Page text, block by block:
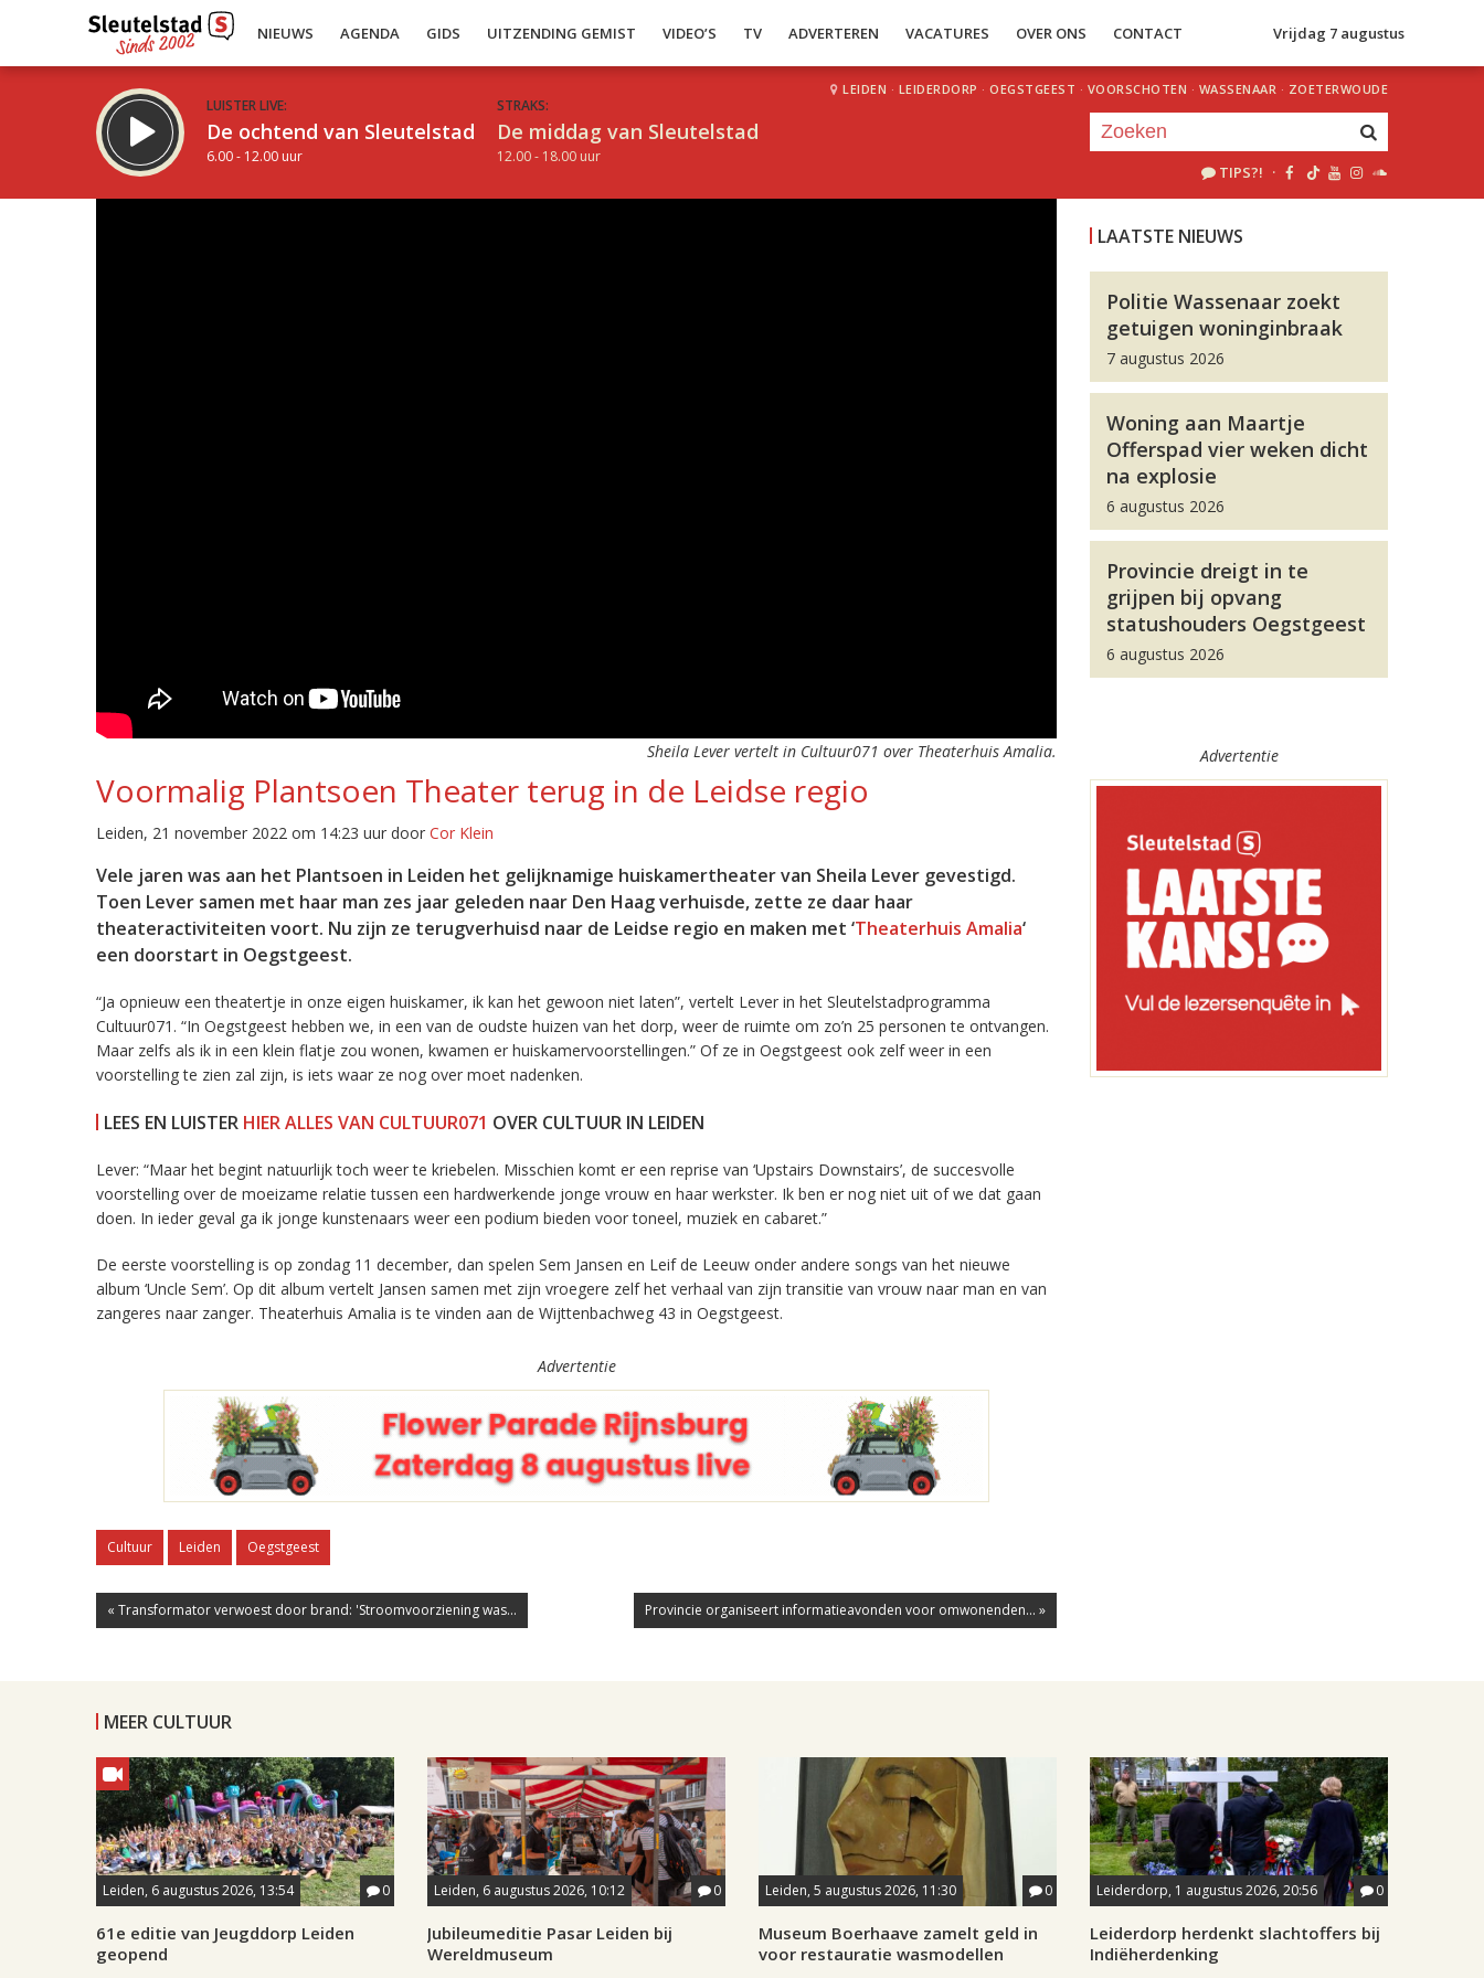
NIEUWS AGENDA GIDS UITZENDING GEMIST VIDEO’S TV ADVERTEREN VACATURES OVER ONS CONTACT Vrijdag 7 augustus
LUISTER LIVE:
De ochtend van Sleutelstad
6.00 - 12.00 uur
STRAKS:
De middag van Sleutelstad
12.00 - 18.00 uur
LEIDEN · LEIDERDORP · OEGSTGEEST · VOORSCHOTEN · WASSENAAR · ZOETERWOUDE
TIPS?! ·
Sheila Lever vertelt in Cultuur071 over Theaterhuis Amalia.
Voormalig Plantsoen Theater terug in de Leidse regio
Leiden, 21 november 2022 om 14:23 uur door Cor Klein
Vele jaren was aan het Plantsoen in Leiden het gelijknamige huiskamertheater van Sheila Lever gevestigd.
Toen Lever samen met haar man zes jaar geleden naar Den Haag verhuisde, zette ze daar haar
theateractiviteiten voort. Nu zijn ze terugverhuisd naar de Leidse regio en maken met ‘Theaterhuis Amalia‘
een doorstart in Oegstgeest.
“Ja opnieuw een theatertje in onze eigen huiskamer, ik kan het gewoon niet laten”, vertelt Lever in het Sleutelstadprogramma
Cultuur071. “In Oegstgeest hebben we, in een van de oudste huizen van het dorp, weer de ruimte om zo’n 25 personen te ontvangen.
Maar zelfs als ik in een klein flatje zou wonen, kwamen er huiskamervoorstellingen.” Of ze in Oegstgeest ook zelf weer in een
voorstelling te zien zal zijn, is iets waar ze nog over moet nadenken.
LEES EN LUISTER HIER ALLES VAN CULTUUR071 OVER CULTUUR IN LEIDEN
Lever: “Maar het begint natuurlijk toch weer te kriebelen. Misschien komt er een reprise van ‘Upstairs Downstairs’, de succesvolle
voorstelling over de moeizame relatie tussen een hardwerkende jonge vrouw en haar werkster. Ik ben er nog niet uit of we dat gaan
doen. In ieder geval ga ik jonge kunstenaars weer een podium bieden voor toneel, muziek en cabaret.”
De eerste voorstelling is op zondag 11 december, dan spelen Sem Jansen en Leif de Leeuw onder andere songs van het nieuwe
album ‘Uncle Sem’. Op dit album vertelt Jansen samen met zijn vroegere zelf het verhaal van zijn transitie van vrouw naar man en van
zangeres naar zanger. Theaterhuis Amalia is te vinden aan de Wijttenbachweg 43 in Oegstgeest.
Advertentie
Cultuur Leiden Oegstgeest
« Transformator verwoest door brand: 'Stroomvoorziening was... Provincie organiseert informatieavonden voor omwonenden... »
LAATSTE NIEUWS
Politie Wassenaar zoekt
getuigen woninginbraak
7 augustus 2026
Woning aan Maartje
Offerspad vier weken dicht
na explosie
6 augustus 2026
Provincie dreigt in te
grijpen bij opvang
statushouders Oegstgeest
6 augustus 2026
Advertentie
MEER CULTUUR
Leiden, 6 augustus 2026, 13:54 0
61e editie van Jeugddorp Leiden
geopend
Leiden, 6 augustus 2026, 10:12 0
Jubileumeditie Pasar Leiden bij
Wereldmuseum
Leiden, 5 augustus 2026, 11:30 0
Museum Boerhaave zamelt geld in
voor restauratie wasmodellen
Leiderdorp, 1 augustus 2026, 20:56 0
Leiderdorp herdenkt slachtoffers bij
Indiëherdenking